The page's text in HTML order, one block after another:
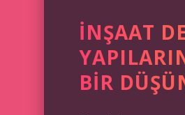
İNŞAAT
BIR